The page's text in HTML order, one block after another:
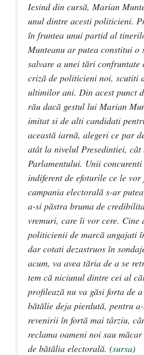
Iesind din cursă, Marian
unul dintre acesti politicieni.
în fruntea unui partid al
Munteanu ar putea constitui o
salvare a unei tări confruntate
criză de politicieni noi, scutiti
ultimilor ani. Din acest punct
rău dacă gestul lui Marian
imitat si de alti candidati
această iarnă, alegeri ce par
atât la nivelul Presedintiei,
Parlamentului. Unii
indiferent de efoturile ce le vor
campania electorală s-ar
a-si păstra bruma de
vremuri, care îi vor cere. Cine
politicienii de marcă angajati
dar cotati dezastruos în
acum, va avea tăria de a se
tem că niciunul dintre cei al
profilează nu va găsi forta de
bătălie deja pierdută, pentru
revenirii în fortă mai târziu,
reclama oameni noi sau
de bătălia electorală. (sursa)